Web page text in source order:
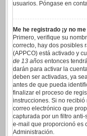
usuarios. Póngase en
Me he registrado ¡y no
Primero, verifique su
correcto, hay dos posibles
(APPCO) está activado y
de 13 años entonces
darán para activar la
deben ser activadas, ya
antes de que pueda
finalizar el proceso de
instrucciones. Si no
correo electrónico que
capturada por un filtro
e-mail que proporcionó es
Administración.